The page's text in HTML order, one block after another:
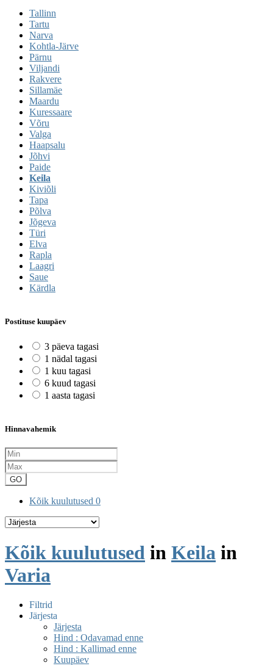
Tallinn
Tartu
Narva
Kohtla-Järve
Pärnu
Viljandi
Rakvere
Sillamäe
Maardu
Kuressaare
Võru
Valga
Haapsalu
Jõhvi
Paide
Keila
Kiviõli
Tapa
Põlva
Jõgeva
Türi
Elva
Rapla
Laagri
Saue
Kärdla
Postituse kuupäev
3 päeva tagasi
1 nädal tagasi
1 kuu tagasi
6 kuud tagasi
1 aasta tagasi
Hinnavahemik
GO
Kõik kuulutused 0
Kõik kuulutused in Keila in
Varia
Filtrid
Järjesta
Järjesta
Hind : Odavamad enne
Hind : Kallimad enne
Kuupäev